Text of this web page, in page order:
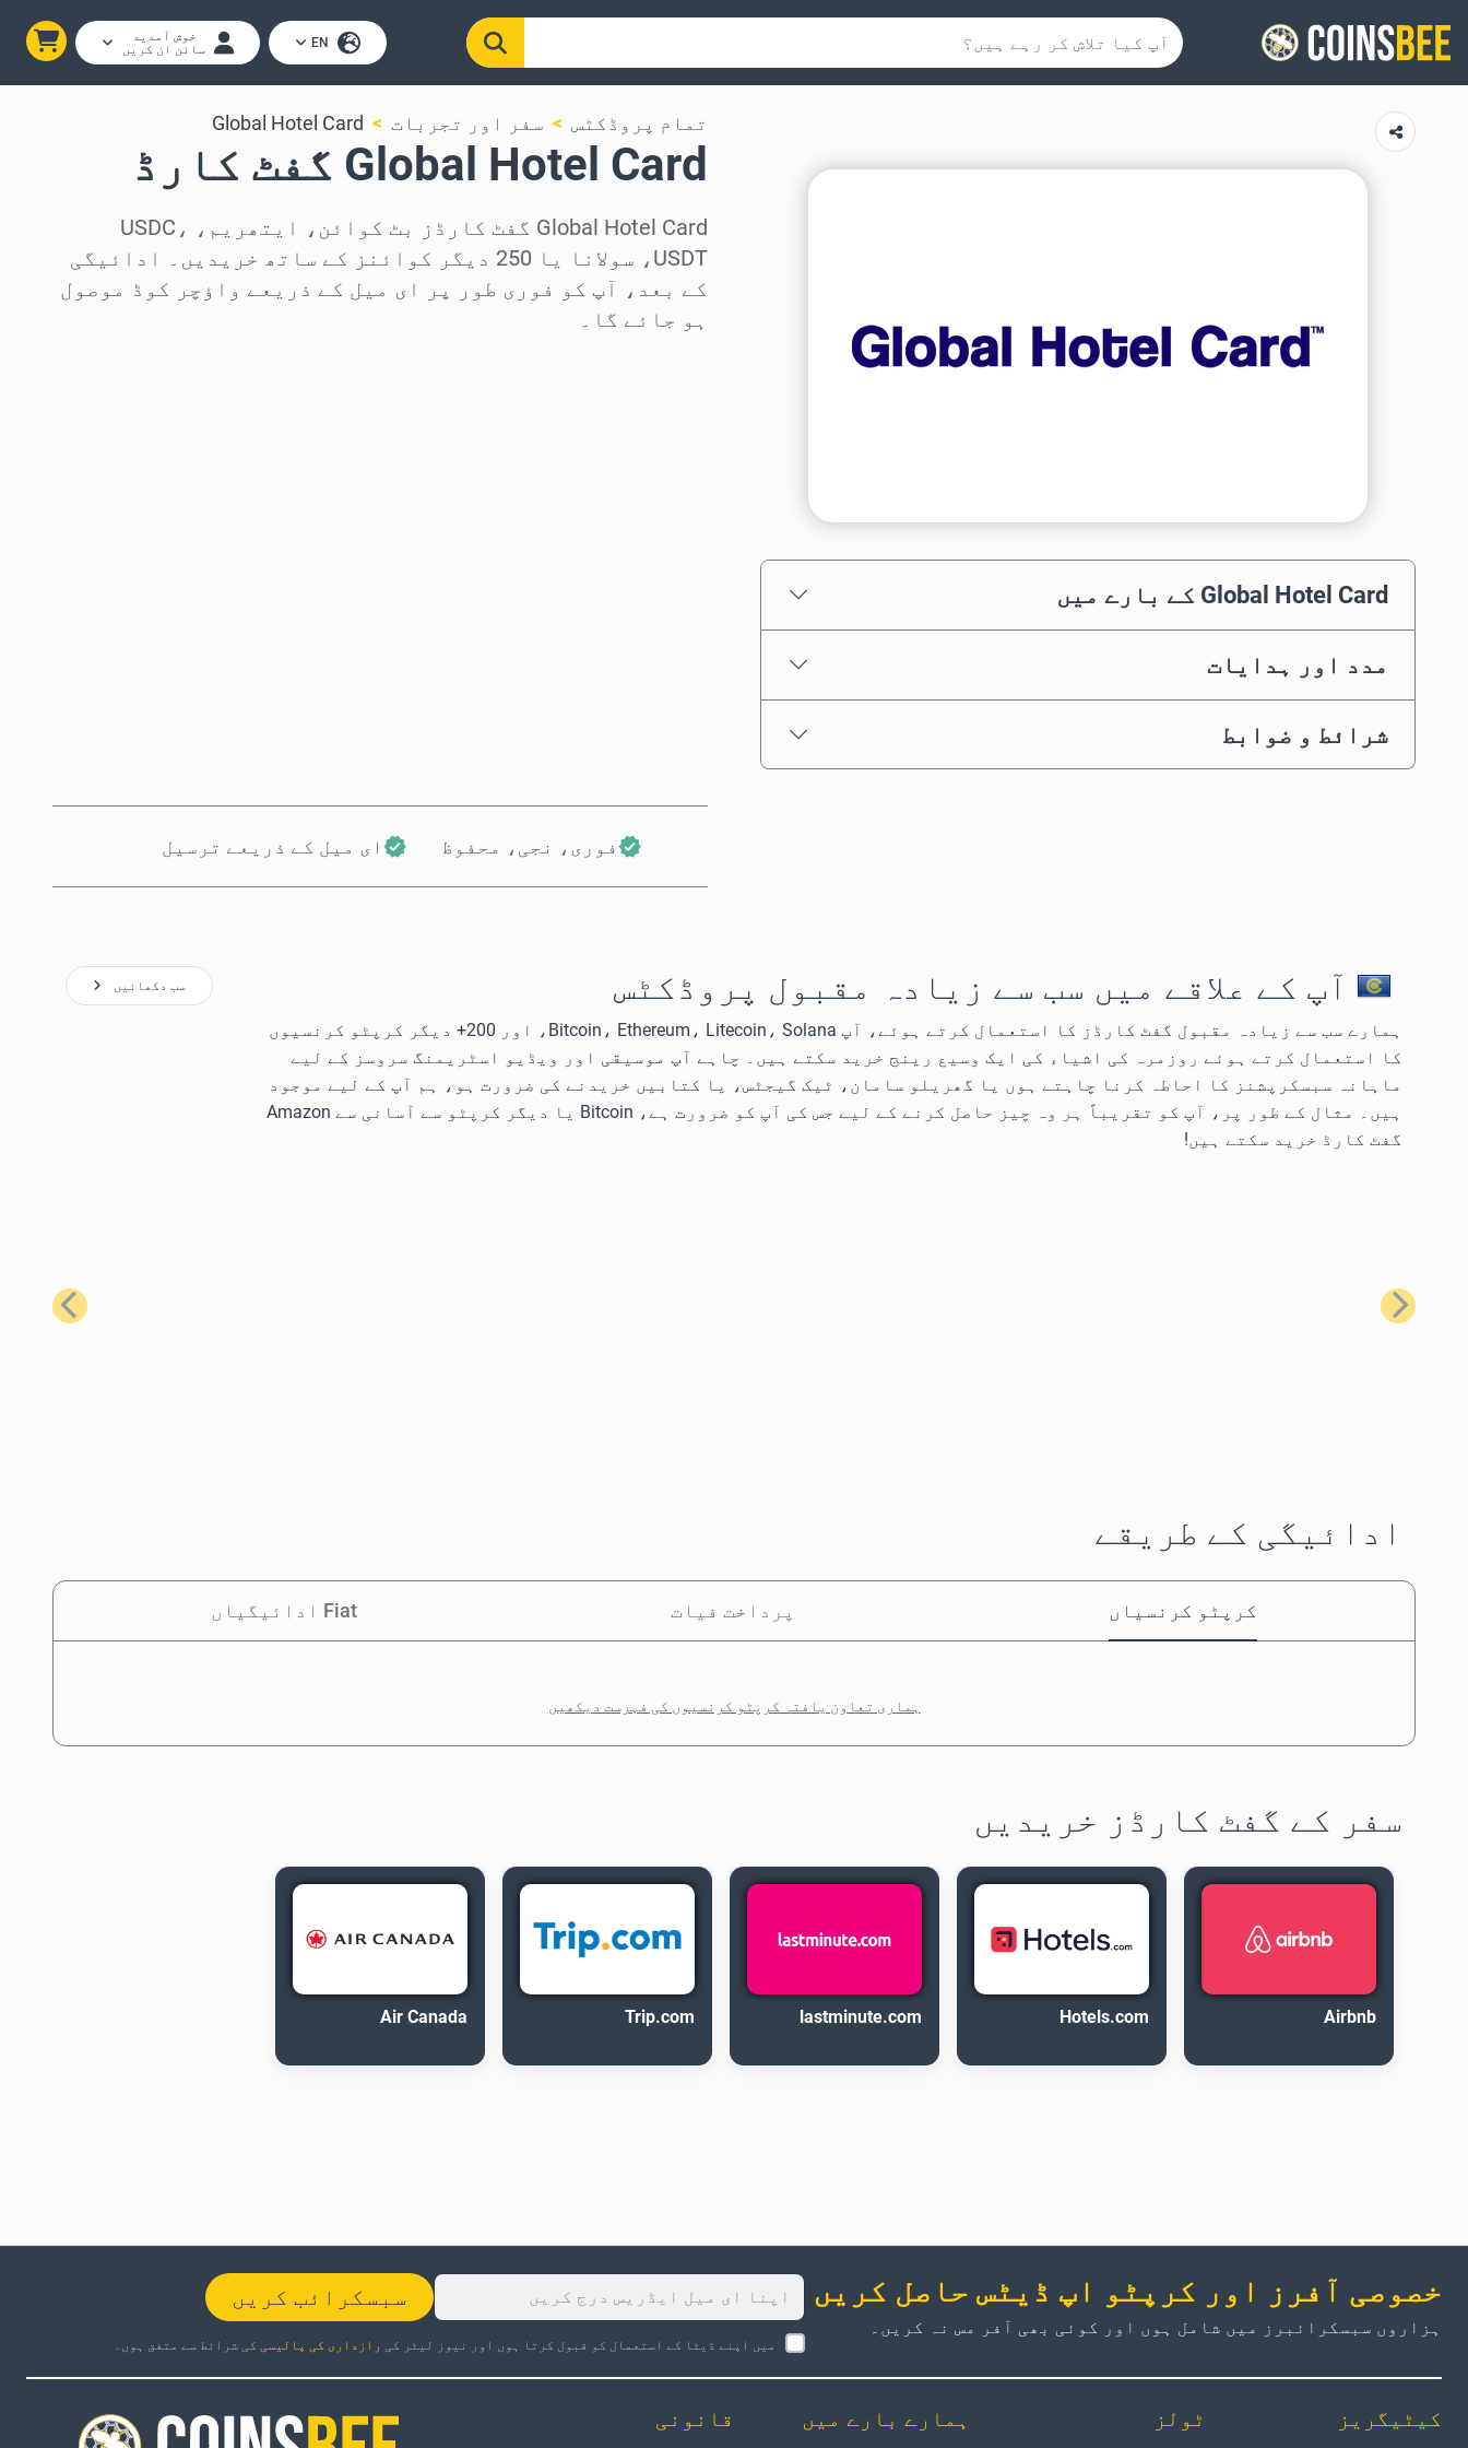
EN
خوش آمدید
سائن ان کریں
Global Hotel Card کے بارے میں
مدد اور ہدایات
شرائط و ضوابط
تمام پروڈکٹس سفر اور تجربات Global Hotel Card
Global Hotel Card گفٹ کارڈ
Global Hotel Card گفٹ کارڈز بٹ کوائن، ایتھریم، USDC،
USDT، سولانا یا 250 دیگر کوائنز کے ساتھ خریدیں۔ ادائیگی
کے بعد، آپ کو فوری طور پر ای میل کے ذریعے واؤچر کوڈ موصول
ہو جائے گا۔
فوری، نجی، محفوظ ای میل کے ذریعے ترسیل
آپ کے علاقے میں سب سے زیادہ مقبول پروڈکٹس
ہمارے سب سے زیادہ مقبول گفٹ کارڈز کا استعمال کرتے ہوئے، آپ Bitcoin، Ethereum، Litecoin، Solana، اور 200+ دیگر کرپٹو کرنسیوں
کا استعمال کرتے ہوئے روزمرہ کی اشیاء کی ایک وسیع رینج خرید سکتے ہیں۔ چاہے آپ موسیقی اور ویڈیو اسٹریمنگ سروسز کے لیے
ماہانہ سبسکرپشنز کا احاطہ کرنا چاہتے ہوں یا گھریلو سامان، ٹیک گیجٹس، یا کتابیں خریدنے کی ضرورت ہو، ہم آپ کے لیے موجود
ہیں۔ مثال کے طور پر، آپ کو تقریباً ہر وہ چیز حاصل کرنے کے لیے جس کی آپ کو ضرورت ہے، Bitcoin یا دیگر کرپٹو سے آسانی سے Amazon
گفٹ کارڈ خرید سکتے ہیں!
سب دکھائیں
پچھلا اگلا
ادائیگی کے طریقے
کرپٹو کرنسیاں پرداخت فیات Fiat ادائیگیاں
ہماری تعاون یافتہ کرپٹو کرنسیوں کی فہرست دیکھیں
سفر کے گفٹ کارڈز خریدیں
Airbnb
Hotels.com
lastminute.com
Trip.com
Air Canada
خصوصی آفرز اور کرپٹو اپ ڈیٹس حاصل کریں
ہزاروں سبسکرائبرز میں شامل ہوں اور کوئی بھی آفر مس نہ کریں۔
سبسکرائب کریں
میں اپنے ڈیٹا کے استعمال کو قبول کرتا ہوں اور نیوز لیٹر کی رازداری کی پالیسیکی شرائط سے متفق ہوں۔
کیٹیگریز ٹولز ہمارے بارے میں قانونی